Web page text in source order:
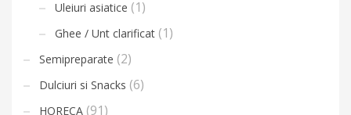
Uleiuri asiatice (1)
Ghee / Unt clarificat (1)
Semipreparate (2)
Dulciuri si Snacks (6)
HORECA (91)